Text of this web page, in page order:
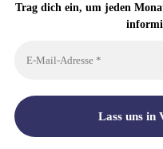
Trag dich ein, um jeden